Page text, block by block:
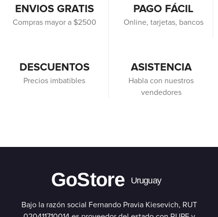
ENVIOS GRATIS
Compras mayor a $2500
PAGO FÁCIL
Online, tarjetas, bancos
DESCUENTOS
Precios imbatibles
ASISTENCIA
Habla con nuestros
vendedores
GoStore Uruguay
Bajo la razón social Fernando Pravia Kiesevich, RUT